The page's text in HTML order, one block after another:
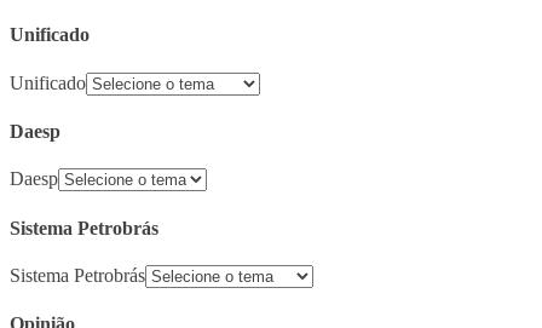
Unificado
Unificado
Daesp
Daesp
Sistema Petrobrás
Sistema Petrobrás
Opinião